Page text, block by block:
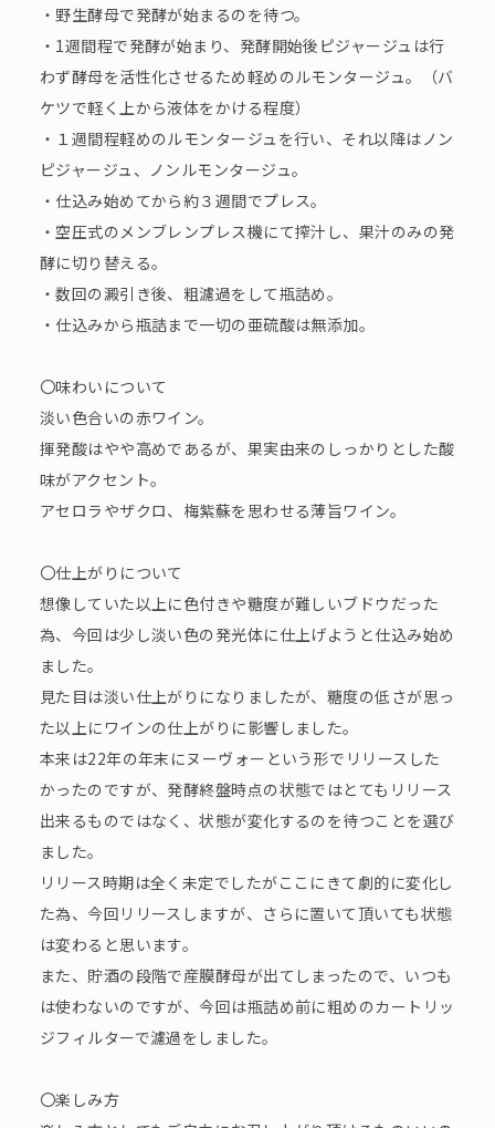
・野生酵母で発酵が始まるのを待つ。
・1週間程で発酵が始まり、発酵開始後ピジャージュは行
わず酵母を活性化させるため軽めのルモンタージュ。（バ
ケツで軽く上から液体をかける程度）
・１週間程軽めのルモンタージュを行い、それ以降はノン
ピジャージュ、ノンルモンタージュ。
・仕込み始めてから約３週間でプレス。
・空圧式のメンブレンプレス機にて搾汁し、果汁のみの発
酵に切り替える。
・数回の澱引き後、粗濾過をして瓶詰め。
・仕込みから瓶詰まで一切の亜硫酸は無添加。
〇味わいについて
淡い色合いの赤ワイン。
揮発酸はやや高めであるが、果実由来のしっかりとした酸
味がアクセント。
アセロラやザクロ、梅紫蘇を思わせる薄旨ワイン。
〇仕上がりについて
想像していた以上に色付きや糖度が難しいブドウだった
為、今回は少し淡い色の発光体に仕上げようと仕込み始め
ました。
見た目は淡い仕上がりになりましたが、糖度の低さが思っ
た以上にワインの仕上がりに影響しました。
本来は22年の年末にヌーヴォーという形でリリースした
かったのですが、発酵終盤時点の状態ではとてもリリース
出来るものではなく、状態が変化するのを待つことを選び
ました。
リリース時期は全く未定でしたがここにきて劇的に変化し
た為、今回リリースしますが、さらに置いて頂いても状態
は変わると思います。
また、貯酒の段階で産膜酵母が出てしまったので、いつも
は使わないのですが、今回は瓶詰め前に粗めのカートリッ
ジフィルターで濾過をしました。
〇楽しみ方